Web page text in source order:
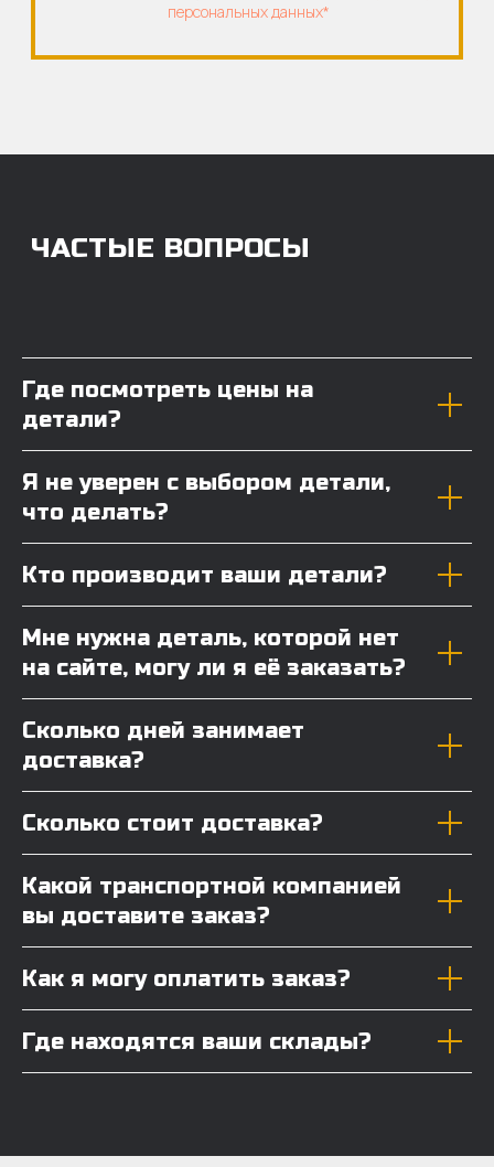
Где посмотреть цены на
детали?
Я не уверен с выбором детали,
что делать?
Кто производит ваши детали?
Мне нужна деталь, которой нет
на сайте, могу ли я её заказать?
Сколько дней занимает
доставка?
Сколько стоит доставка?
Какой транспортной компанией
вы доставите заказ?
Как я могу оплатить заказ?
Где находятся ваши склады?